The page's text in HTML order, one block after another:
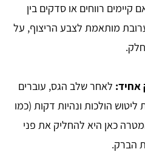
קיימים רווחים או סדקים בין
מותאמת לצבע הריצוף, על
אחיד: לאחר שלב הגס, עוברים
ליטוש הולכות ונהיות דקות (כמו
גריט). המטרה כאן היא להחליק את פני
הברק.